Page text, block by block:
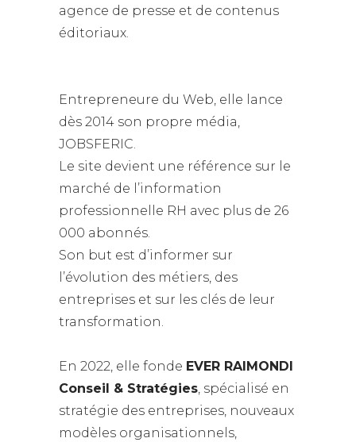
agence de presse et de contenus
éditoriaux.
Entrepreneure du Web, elle lance
dès 2014 son propre média,
JOBSFERIC.
Le site devient une référence sur le
marché de l’information
professionnelle RH avec plus de 26
000 abonnés.
Son but est d’informer sur
l’évolution des métiers, des
entreprises et sur les clés de leur
transformation.
En 2022, elle fonde EVER RAIMONDI
Conseil & Stratégies, spécialisé en
stratégie des entreprises, nouveaux
modèles organisationnels,